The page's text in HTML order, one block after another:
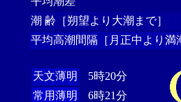
潮 齢［朔望より大潮まで］
平均高潮間隔［月正中より満
天文薄明
5時20分
常用薄明
6時21分